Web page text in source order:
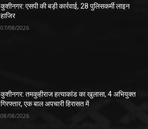
कुशीनगर: एसपी की बड़ी कार्रवाई, 28 पुलिसकर्मी लाइन
हाजिर
07/08/2026
कुशीनगर: तमकुहीराज हत्याकांड का खुलासा, 4 अभियुक्त
गिरफ्तार, एक बाल अपचारी हिरासत में
08/08/2026